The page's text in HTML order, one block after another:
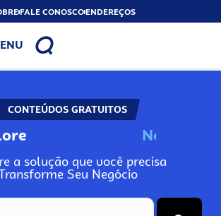
FALE CONOSCOENDEREÇOS
CONTEÚDOS GRATUITOS
N
a solução que você precisa
Seu Negócio